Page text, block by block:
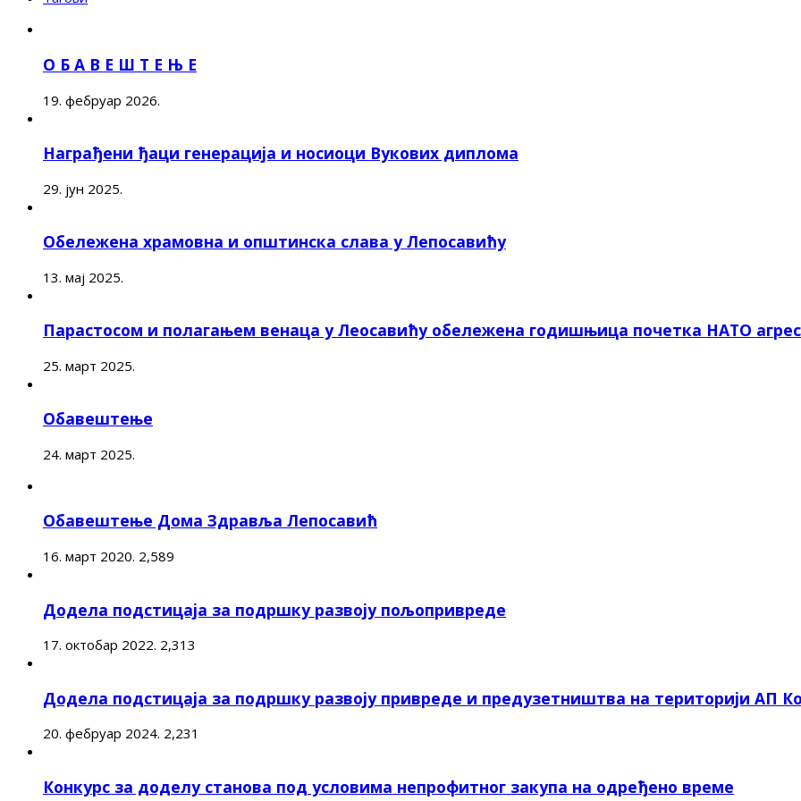
О Б А В Е Ш Т Е Њ Е
19. фебруар 2026.
Награђени ђаци генерација и носиоци Вукових диплома
29. јун 2025.
Обележена храмовна и општинска слава у Лепосавићу
13. мај 2025.
Парастосом и полагањем венаца у Леосавићу обележена годишњица почетка НАТО
25. март 2025.
Обавештење
24. март 2025.
Обавештење Дома Здравља Лепосавић
16. март 2020. 2,589
Додела подстицаја за подршку развоју пољопривреде
17. октобар 2022. 2,313
Додела подстицаја за подршку развоју привреде и предузетништва на територији АП
20. фебруар 2024. 2,231
Конкурс за доделу станова под условима непрофитног закупа на одређено време